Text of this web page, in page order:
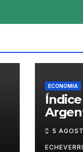
ECONOMIA
en el
el
5